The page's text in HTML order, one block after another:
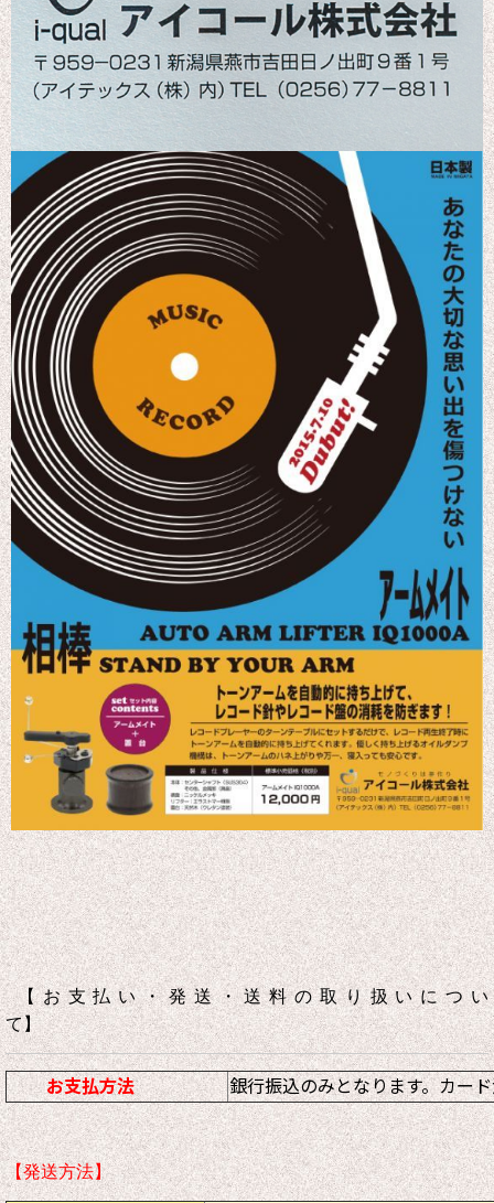
【お支払い・発送・送料の取り扱いについ
て】
お支払方法 銀行振込のみとなります。カー
【発送方法】